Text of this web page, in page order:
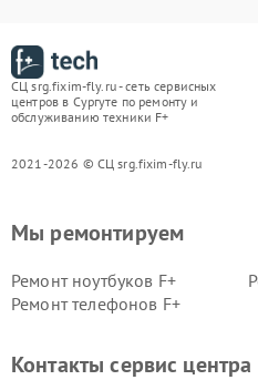
СЦ srg.fixim-fly.ru - сеть сервисных
центров в Сургуте по ремонту и
обслуживанию техники F+
2021-2026 © СЦ srg.fixim-fly.ru
Мы ремонтируем
Ремонт ноутбуков F+
Ремонт телефонов F+
Контакты сервис центра